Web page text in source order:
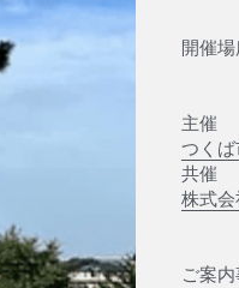
開催
(学
主
つく
共
株式
ご案内